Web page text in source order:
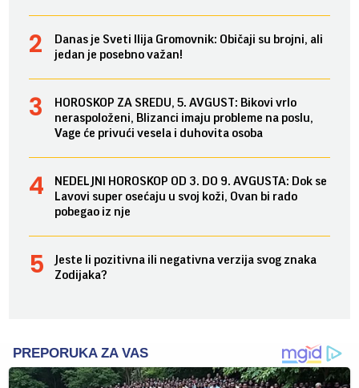
Danas je Sveti Ilija Gromovnik: Običaji su brojni, ali
jedan je posebno važan!
HOROSKOP ZA SREDU, 5. AVGUST: Bikovi vrlo
neraspoloženi, Blizanci imaju probleme na poslu,
Vage će privući vesela i duhovita osoba
NEDELJNI HOROSKOP OD 3. DO 9. AVGUSTA: Dok se
Lavovi super osećaju u svoj koži, Ovan bi rado
pobegao iz nje
Jeste li pozitivna ili negativna verzija svog znaka
Zodijaka?